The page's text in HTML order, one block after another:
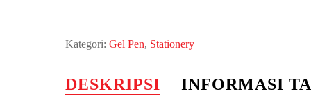
Kategori:Gel Pen, Stationery
DESKRIPSI INFORMASI